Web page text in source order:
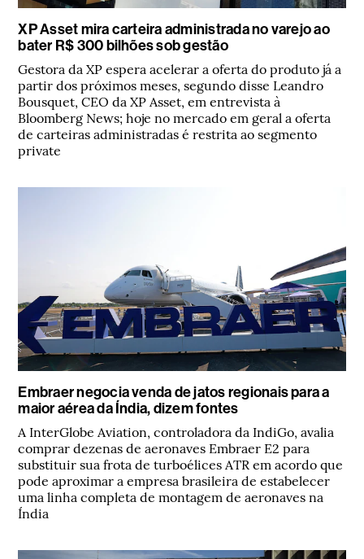
XP Asset mira carteira administrada no varejo ao
bater R$ 300 bilhões sob gestão
Gestora da XP espera acelerar a oferta do produto já a
partir dos próximos meses, segundo disse Leandro
Bousquet, CEO da XP Asset, em entrevista à
Bloomberg News; hoje no mercado em geral a oferta
de carteiras administradas é restrita ao segmento
private
Embraer negocia venda de jatos regionais para a
maior aérea da Índia, dizem fontes
A InterGlobe Aviation, controladora da IndiGo, avalia
comprar dezenas de aeronaves Embraer E2 para
substituir sua frota de turboélices ATR em acordo que
pode aproximar a empresa brasileira de estabelecer
uma linha completa de montagem de aeronaves na
Índia